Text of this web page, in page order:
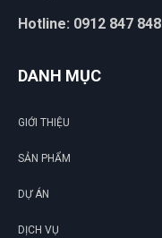
Hotline: 0912 847 848
DANH MỤC
GIỚI THIỆU
SẢN PHẨM
DỰ ÁN
DỊCH VỤ